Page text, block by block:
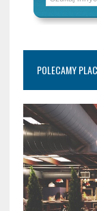
POLECAMY